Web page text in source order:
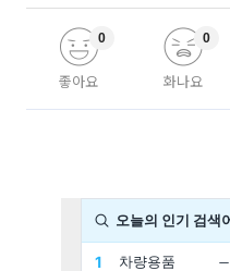
좋아요
0
화나요
0